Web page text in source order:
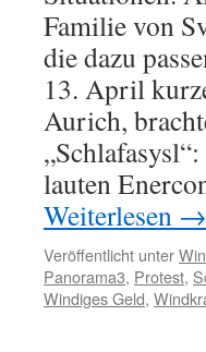
Familie von
die dazu
13. April
Aurich,
lauten
Weiterlesen →
Veröffentlicht unter
Panorama3, Protest,
Windiges Geld,